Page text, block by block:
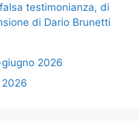
testimonianza, di
di Dario Brunetti
2026